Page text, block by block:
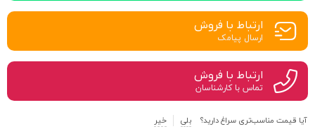
ارتباط با فروش
ارسال پیامک
ارتباط با فروش
تماس با کارشناسان
آیا قیمت مناسب‌تری سراغ دارید؟ بلی خیر